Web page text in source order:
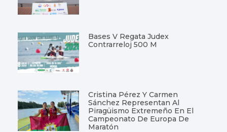
Bases V Regata Judex
Contrarreloj 500 M
Cristina Pérez Y Carmen
Sánchez Representan Al
Piragüismo Extremeño En El
Campeonato De Europa De
Maratón